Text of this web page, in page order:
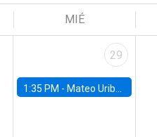
MIÉ
29
1:35 PM - Mateo Uribe-Castro, Universidad de los Andes (Colombia)